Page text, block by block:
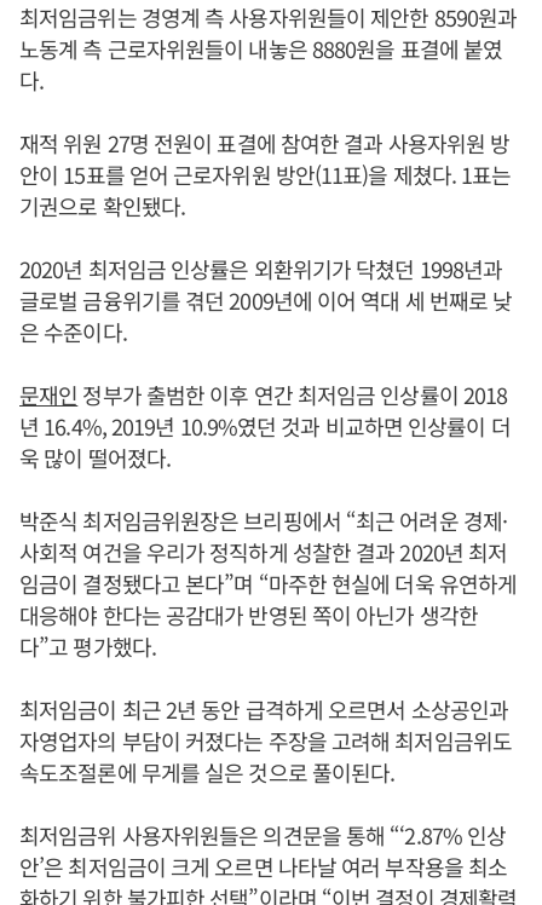
최저임금위는 경영계 측 사용자위원들이 제안한 8590원과
노동계 측 근로자위원들이 내놓은 8880원을 표결에 붙였
다.
재적 위원 27명 전원이 표결에 참여한 결과 사용자위원 방
안이 15표를 얻어 근로자위원 방안(11표)을 제쳤다. 1표는
기권으로 확인됐다.
2020년 최저임금 인상률은 외환위기가 닥쳤던 1998년과
글로벌 금융위기를 겪던 2009년에 이어 역대 세 번째로 낮
은 수준이다.
문재인 정부가 출범한 이후 연간 최저임금 인상률이 2018
년 16.4%, 2019년 10.9%였던 것과 비교하면 인상률이 더
욱 많이 떨어졌다.
박준식 최저임금위원장은 브리핑에서 “최근 어려운 경제·
사회적 여건을 우리가 정직하게 성찰한 결과 2020년 최저
임금이 결정됐다고 본다”며 “마주한 현실에 더욱 유연하게
대응해야 한다는 공감대가 반영된 쪽이 아닌가 생각한
다”고 평가했다.
최저임금이 최근 2년 동안 급격하게 오르면서 소상공인과
자영업자의 부담이 커졌다는 주장을 고려해 최저임금위도
속도조절론에 무게를 실은 것으로 풀이된다.
최저임금위 사용자위원들은 의견문을 통해 “‘2.87% 인상
안’은 최저임금이 크게 오르면 나타날 여러 부작용을 최소
화하기 위한 불가피한 선택”이라며 “이번 결정이 경제활력